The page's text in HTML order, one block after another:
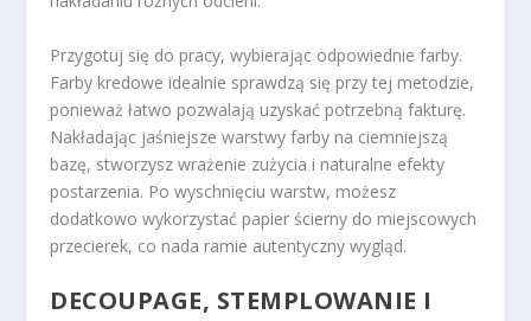
Przygotuj się do pracy, wybierając odpowiednie farby.
Farby kredowe idealnie sprawdzą się przy tej metodzie,
ponieważ łatwo pozwalają uzyskać potrzebną fakturę.
Nakładając jaśniejsze warstwy farby na ciemniejszą
bazę, stworzysz wrażenie zużycia i naturalne efekty
postarzenia. Po wyschnięciu warstw, możesz
dodatkowo wykorzystać papier ścierny do miejscowych
przecierek, co nada ramie autentyczny wygląd.
DECOUPAGE, STEMPLOWANIE I